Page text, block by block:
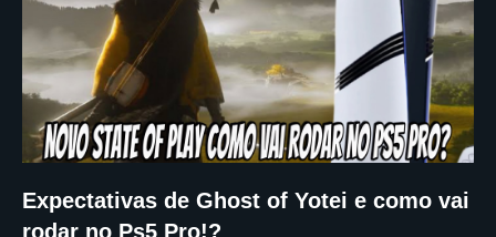
Expectativas de Ghost of Yotei e como vai
rodar no Ps5 Pro!?